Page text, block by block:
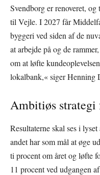
Svendborg er renoveret,
til Vejle. I 2027 får
byggeri ved siden af de
at arbejde på og de
om at løfte
lokalbank,« siger Henning
Ambitiøs strategi
Resultaterne skal ses i
andet har som mål at øge
ti procent om året og løfte
11 procent ved udgangen